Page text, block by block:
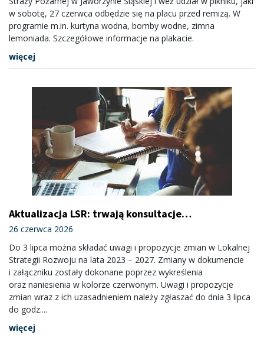
w sobotę, 27 czerwca odbędzie się na placu przed remizą. W
programie m.in. kurtyna wodna, bomby wodne, zimna
lemoniada. Szczegółowe informacje na plakacie.
więcej
Aktualizacja LSR: trwają konsultacje
społeczne
26 czerwca 2026
Do 3 lipca można składać uwagi i propozycje zmian w Lokalnej
Strategii Rozwoju na lata 2023 – 2027. Zmiany w dokumencie
i załączniku zostały dokonane poprzez wykreślenia
oraz naniesienia w kolorze czerwonym. Uwagi i propozycje
zmian wraz z ich uzasadnieniem należy zgłaszać do dnia 3 lipca
do godz....
więcej